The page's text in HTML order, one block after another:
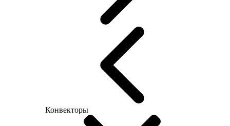
Конвекторы